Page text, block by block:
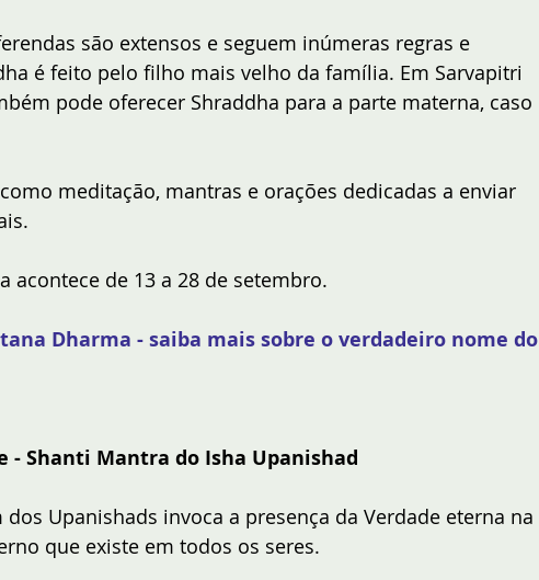
são extensos e seguem inúmeras regras e
é feito pelo filho mais velho da família. Em Sarvapitri
pode oferecer Shraddha para a parte materna, caso
meditação, mantras e orações dedicadas a enviar
acontece de 13 a 28 de setembro.
Dharma - saiba mais sobre o verdadeiro nome do
- Shanti Mantra do Isha Upanishad
dos Upanishads invoca a presença da Verdade eterna na
que existe em todos os seres.